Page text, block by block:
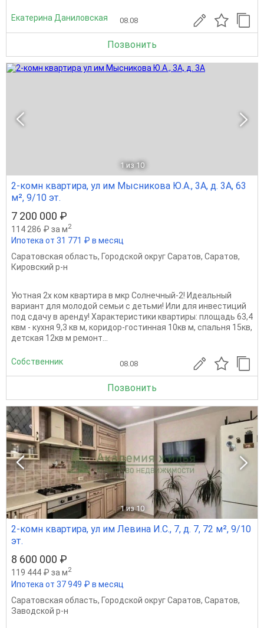
Екатерина Даниловская 08.08
Позвонить
1 из 10
2-комн квартира, ул им Мысникова Ю.А., 3А, д. 3А, 63
м², 9/10 эт.
7 200 000 ₽
114 286 ₽ за м2
Ипотека от 31 771 ₽ в месяц
Саратовская область, Городской округ Саратов, Саратов,
Кировский р-н
Уютная 2х ком квартира в мкр Солнечный-2! Идеальный
вариант для молодой семьи с детьми! Или для инвестиций
под сдачу в аренду! Характеристики квартиры: площадь 63,4
квм - кухня 9,3 кв м, коридор-гостинная 10кв м, спальня 15кв,
детская 12кв м ремонт...
Собственник 08.08
Позвонить
1 из 10
2-комн квартира, ул им Левина И.С., 7, д. 7, 72 м², 9/10
эт.
8 600 000 ₽
119 444 ₽ за м2
Ипотека от 37 949 ₽ в месяц
Саратовская область, Городской округ Саратов, Саратов,
Заводской р-н